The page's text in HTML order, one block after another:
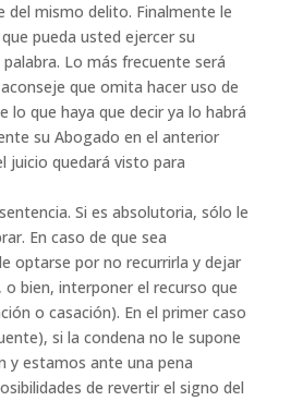
del mismo delito. Finalmente le
pueda usted ejercer su
Lo más frecuente será
que omita hacer uso de
lo que haya que decir ya lo habrá
su Abogado en el anterior
juicio quedará visto para
Si es absolutoria, sólo le
En caso de que sea
optarse por no recurrirla y dejar
bien, interponer el recurso que
o casación). En el primer caso
si la condena no le supone
y estamos ante una pena
de revertir el signo del